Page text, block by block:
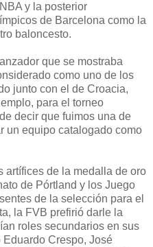
y la posterior
de Barcelona como la
baloncesto.
que se mostraba
como uno de los
junto con el de Croacia,
para el torneo
decir que fuimos una de
un equipo catalogado como
artífices de la medalla de oro
de Pórtland y los Juego
de la selección para el
la FVB prefirió darle la
roles secundarios en sus
Crespo, José